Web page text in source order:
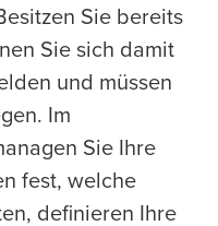
Sie bereits
Sie sich damit
und müssen
Im
Sie Ihre
fest, welche
definieren Ihre